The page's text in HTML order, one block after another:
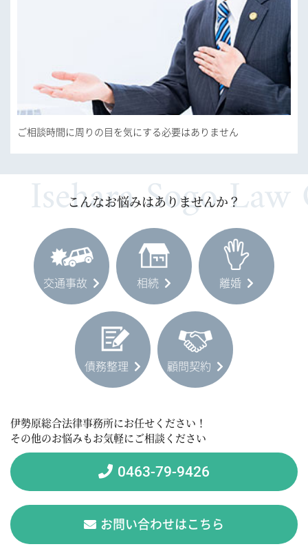
ご相談時間に周りの目を気にする必要はありません
こんなお悩みはありませんか？
交通事故 相続 離婚
債務整理 顧問契約
伊勢原総合法律事務所にお任せください！
その他のお悩みもお気軽にご相談ください
0463-79-9426
お問い合わせはこちら